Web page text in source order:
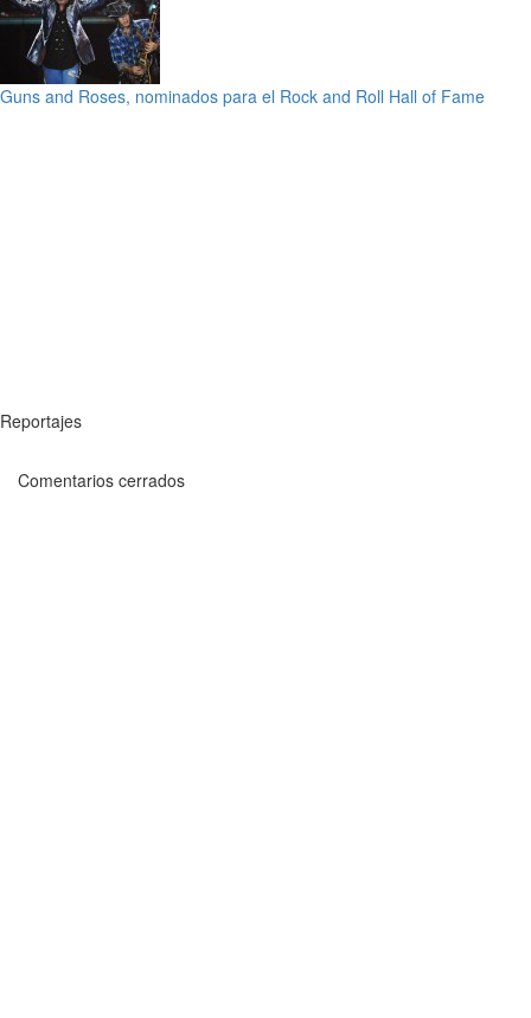
Guns and Roses, nominados para el Rock and Roll Hall of Fame
Reportajes
Comentarios cerrados